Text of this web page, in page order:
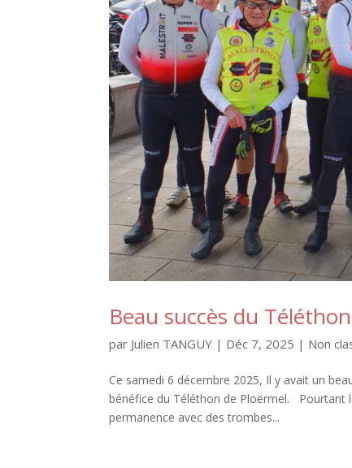
Beau succès du
par Julien TANGUY | Déc 7, 2025 | Non
Ce samedi 6 décembre 2025, Il y avait un
bénéfice du Téléthon de Ploërmel. Pourtant
permanence avec des trombes...